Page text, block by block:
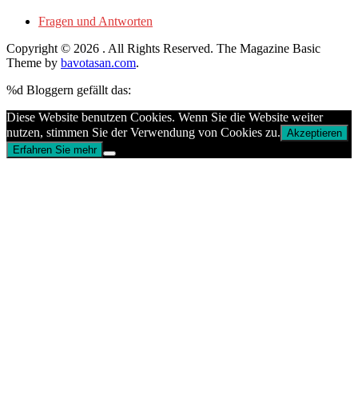
Fragen und Antworten
Copyright © 2026 . All Rights Reserved. The Magazine Basic
Theme by bavotasan.com.
%d Bloggern gefällt das:
Diese Website benutzen Cookies. Wenn Sie die Website weiter
nutzen, stimmen Sie der Verwendung von Cookies zu. Akzeptieren
Erfahren Sie mehr